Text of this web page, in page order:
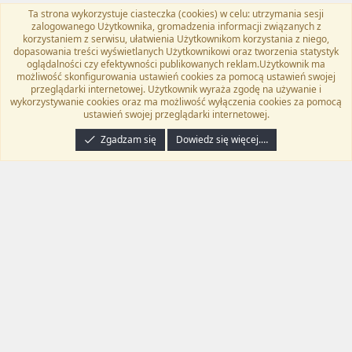
Flat Awesome + (Parent DO NOT EDIT)
Polski (PL)
Kontakt
Regulamin Polityka prywatności Pomoc
TwitterKontakt
RSS
Community platform by XenForo® © 2010-2024 XenForo Ltd.
programyzadarmo.net.pl . | Xenforo Add-ons
Email Check by MPM.PM
Ta strona wykorzystuje ciasteczka (cookies) w celu: utrzymania sesji
zalogowanego Użytkownika, gromadzenia informacji związanych z
korzystaniem z serwisu, ułatwienia Użytkownikom korzystania z niego,
dopasowania treści wyświetlanych Użytkownikowi oraz tworzenia statystyk
oglądalności czy efektywności publikowanych reklam.Użytkownik ma
możliwość skonfigurowania ustawień cookies za pomocą ustawień swojej
przeglądarki internetowej. Użytkownik wyraża zgodę na używanie i
wykorzystywanie cookies oraz ma możliwość wyłączenia cookies za pomocą
ustawień swojej przeglądarki internetowej.
Zgadzam się
Dowiedz się więcej.…